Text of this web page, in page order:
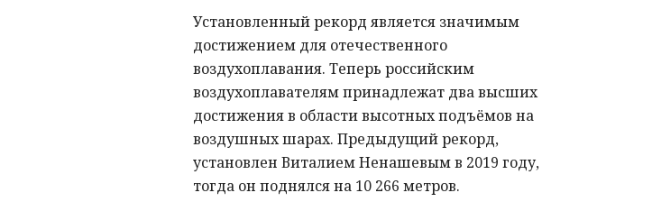
Установленный рекорд является значимым
достижением для отечественного
воздухоплавания. Теперь российским
воздухоплавателям принадлежат два высших
достижения в области высотных подъёмов на
воздушных шарах. Предыдущий рекорд,
установлен Виталием Ненашевым в 2019 году,
тогда он поднялся на 10 266 метров.